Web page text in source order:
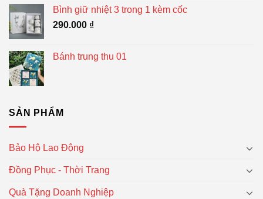
Bình giữ nhiệt 3 trong 1 kèm cốc
290.000 ₫
Bánh trung thu 01
SẢN PHẨM
Bảo Hộ Lao Động
Đồng Phục - Thời Trang
Quà Tặng Doanh Nghiệp